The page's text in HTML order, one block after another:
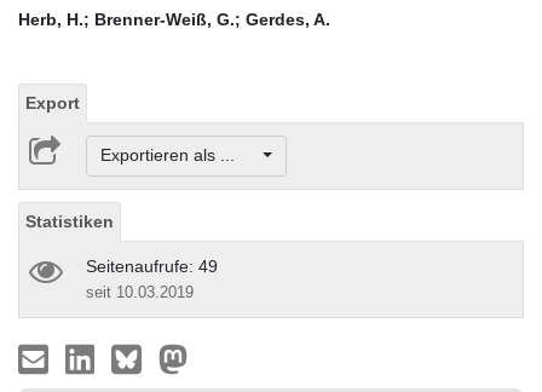
Herb, H.; Brenner-Weiß, G.; Gerdes, A.
Export
Exportieren als ...
Statistiken
Seitenaufrufe: 49
seit 10.03.2019